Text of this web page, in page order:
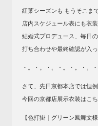
紅葉シーズンも もうそこま
店内スケジュール表にも衣装
結婚式プロデュース、毎日
打ち合わせや最終確認が入っ
・。・。・。・。・。・。
さて、先日京都本店では恒
今回の京都店展示衣装はこち
【色打掛｜グリーン鳳舞文様